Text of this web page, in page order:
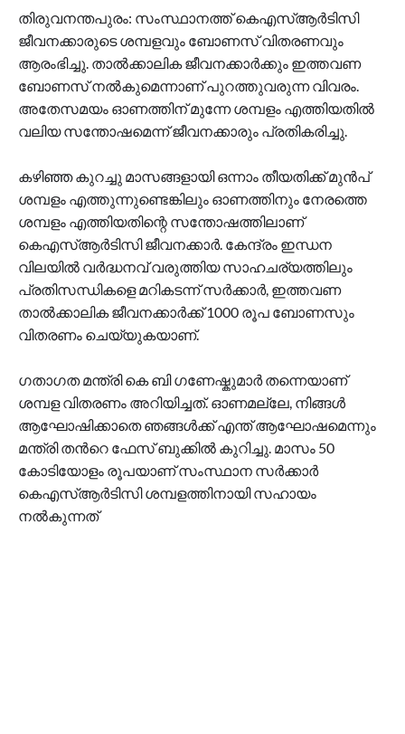
തിരുവനന്തപുരം: സംസ്ഥാനത്ത് കെഎസ്ആർടിസി
ജീവനക്കാരുടെ ശമ്പളവും ബോണസ് വിതരണവും
ആരംഭിച്ചു. താൽക്കാലിക ജീവനക്കാർക്കും ഇത്തവണ
ബോണസ് നൽകുമെന്നാണ് പുറത്തുവരുന്ന വിവരം.
അതേസമയം ഓണത്തിന് മുന്നേ ശമ്പളം എത്തിയതിൽ
വലിയ സന്തോഷമെന്ന് ജീവനക്കാരും പ്രതികരിച്ചു.
കഴിഞ്ഞ കുറച്ചു മാസങ്ങളായി ഒന്നാം തീയതിക്ക് മുൻപ്
ശമ്പളം എത്തുന്നുണ്ടെങ്കിലും ഓണത്തിനും നേരത്തെ
ശമ്പളം എത്തിയതിന്റെ സന്തോഷത്തിലാണ്
കെഎസ്ആർടിസി ജീവനക്കാർ. കേന്ദ്രം ഇന്ധന
വിലയിൽ വർദ്ധനവ് വരുത്തിയ സാഹചര്യത്തിലും
പ്രതിസന്ധികളെ മറികടന്ന് സർക്കാർ, ഇത്തവണ
താൽക്കാലിക ജീവനക്കാർക്ക് 1000 രൂപ ബോണസും
വിതരണം ചെയ്യുകയാണ്.
ഗതാഗത മന്ത്രി കെ ബി ഗണേഷ്കുമാർ തന്നെയാണ്
ശമ്പള വിതരണം അറിയിച്ചത്. ഓണമല്ലേ, നിങ്ങൾ
ആഘോഷിക്കാതെ ഞങ്ങൾക്ക് എന്ത് ആഘോഷമെന്നും
മന്ത്രി തന്‍റെ ഫേസ് ബുക്കിൽ കുറിച്ചു. മാസം 50
കോടിയോളം രൂപയാണ് സംസ്ഥാന സര്‍ക്കാര്‍
കെഎസ്ആർടിസി ശമ്പളത്തിനായി സഹായം
നല്‍കുന്നത്